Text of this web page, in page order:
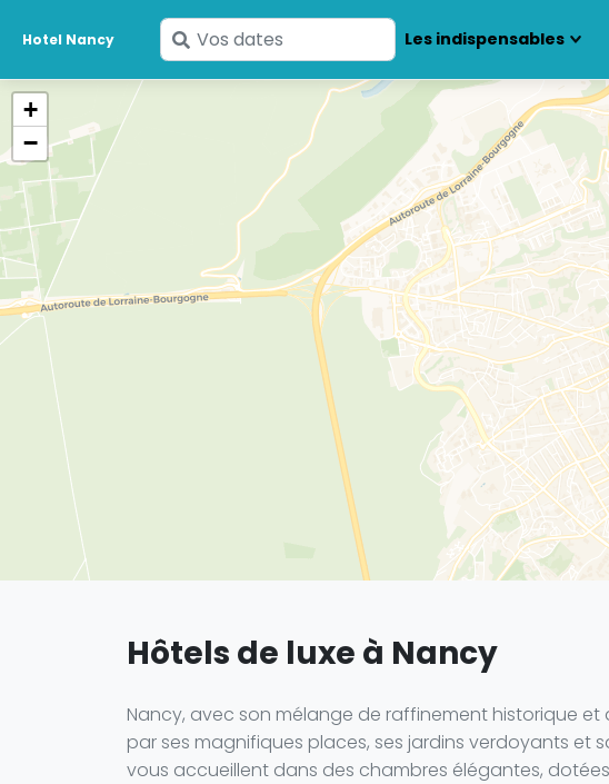
Hotel Nancy
Saisissez
vos
Les indispensables
+
−
Hôtels de luxe à Nancy
Nancy, avec son mélange de raffinement historique
par ses magnifiques places, ses jardins verdoyants et
vous accueillent dans des chambres élégantes,